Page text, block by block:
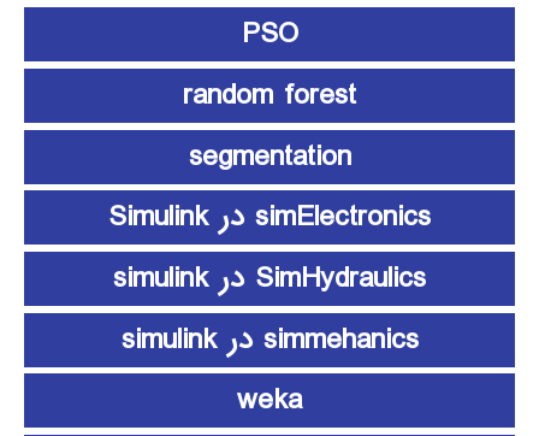
PSO
random forest
segmentation
simElectronics در Simulink
SimHydraulics در simulink
simmehanics در simulink
weka